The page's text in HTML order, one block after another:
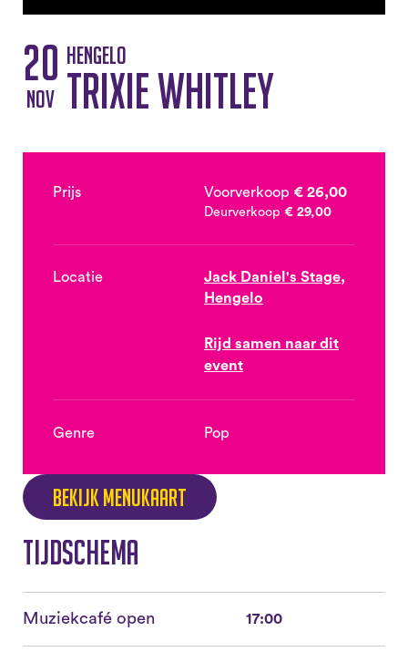
20
nov
Hengelo
Trixie Whitley
Prijs Voorverkoop € 26,00
Deurverkoop € 29,00
Locatie
Jack Daniel's Stage,
Hengelo
Rijd samen naar dit
event
Genre Pop
Bekijk menukaart
Tijdschema
Muziekcafé open 17:00